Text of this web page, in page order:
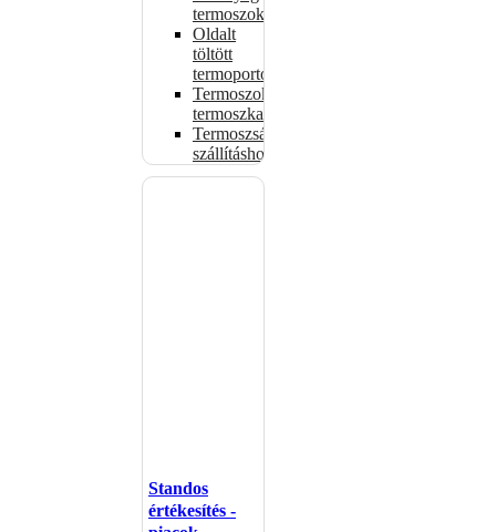
termoszok
Oldalt
töltött
termoportok
Termoszok,
termoszkannák
Termoszsákok
szállításhoz
Standos
értékesítés -